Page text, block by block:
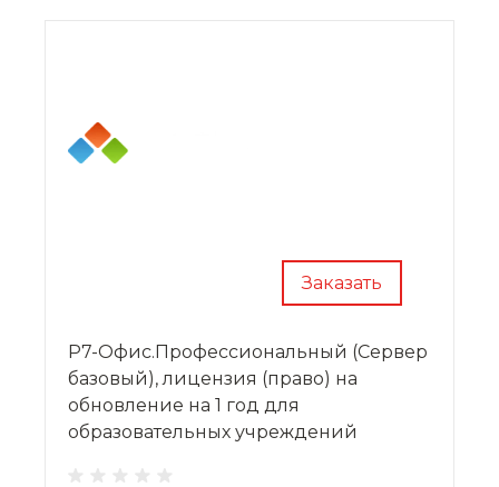
Заказать
Р7-Офис.Профессиональный (Сервер
базовый), лицензия (право) на
обновление на 1 год для
образовательных учреждений